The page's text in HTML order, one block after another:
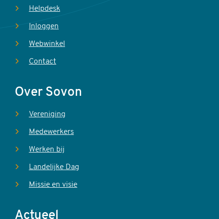
Helpdesk
Inloggen
Webwinkel
Contact
Over Sovon
Vereniging
Medewerkers
Werken bij
Landelijke Dag
Missie en visie
Actueel